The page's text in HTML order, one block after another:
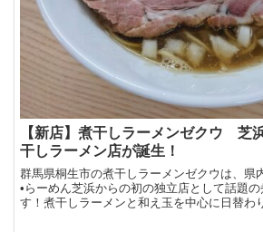
【新店】煮干しラーメンゼクウ 芝
干しラーメン店が誕生！
群馬県桐生市の煮干しラーメンゼクウは、県
•らーめん芝浜からの初の独立店として話題
す！煮干しラーメンと和え玉を中心に日替わ